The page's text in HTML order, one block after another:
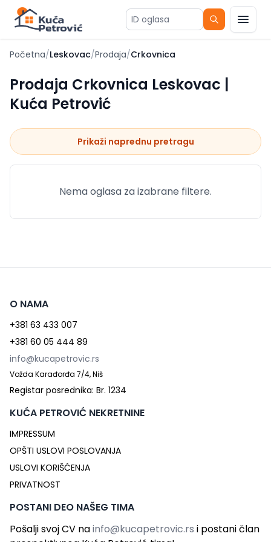
ID oglasa
Početna/Leskovac/Prodaja/Crkovnica
Prodaja Crkovnica Leskovac |
Kuća Petrović
Prikaži naprednu pretragu
Nema oglasa za izabrane filtere.
O NAMA
+381 63 433 007
+381 60 05 444 89
info@kucapetrovic.rs
Vožda Karađorđa 7/4, Niš
Registar posrednika: Br. 1234
KUĆA PETROVIĆ NEKRETNINE
IMPRESSUM
OPŠTI USLOVI POSLOVANJA
USLOVI KORIŠĆENJA
PRIVATNOST
POSTANI DEO NAŠEG TIMA
Pošalji svoj CV nainfo@kucapetrovic.rs i postani član